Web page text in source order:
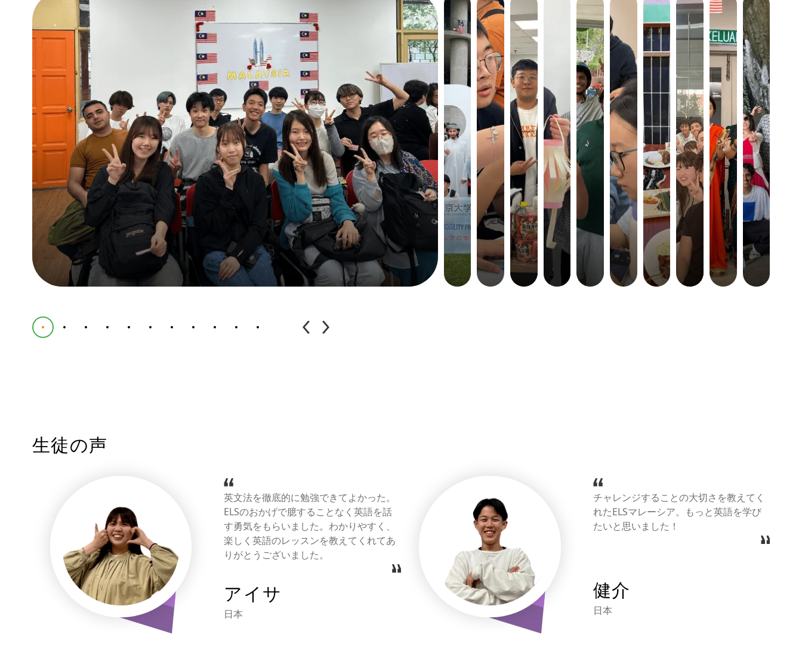
生徒の声
英文法を徹底的に勉強できてよかった。
ELSのおかげで臆することなく英語を話
す勇気をもらいました。わかりやすく、
楽しく英語のレッスンを教えてくれてあ
りがとうございました。
アイサ
日本
チャレンジすることの大切さを教えてく
れたELSマレーシア。もっと英語を学び
たいと思いました！
健介
日本